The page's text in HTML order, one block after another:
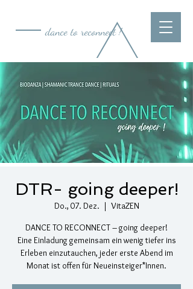
dance to reconnect !
DTR- going deeper!
Do., 07. Dez.
  |
VitaZEN
DANCE TO RECONNECT – going deeper!
Eine Einladung gemeinsam ein wenig tiefer ins
Erleben einzutauchen, jeder erste Abend im
Monat ist offen für Neueinsteiger*Innen.